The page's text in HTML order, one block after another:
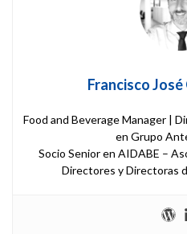
Francisco
Food and Beverage Manager |
en Grupo
Socio Senior en AIDABE –
Directores y Directoras